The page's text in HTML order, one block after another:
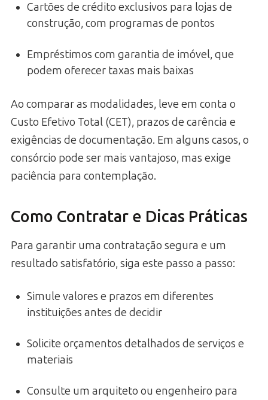
Cartões de crédito exclusivos para lojas de
construção, com programas de pontos
Empréstimos com garantia de imóvel, que
podem oferecer taxas mais baixas
Ao comparar as modalidades, leve em conta o
Custo Efetivo Total (CET), prazos de carência e
exigências de documentação. Em alguns casos, o
consórcio pode ser mais vantajoso, mas exige
paciência para contemplação.
Como Contratar e Dicas Práticas
Para garantir uma contratação segura e um
resultado satisfatório, siga este passo a passo:
Simule valores e prazos em diferentes
instituições antes de decidir
Solicite orçamentos detalhados de serviços e
materiais
Consulte um arquiteto ou engenheiro para